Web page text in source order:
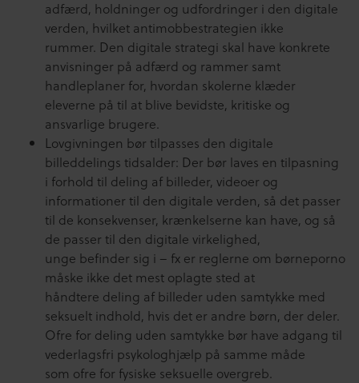
adfærd, holdninger og udfordringer i den digitale
verden, hvilket antimobbestrategien ikke
rummer. Den digitale strategi skal have konkrete
anvisninger på adfærd og rammer samt
handleplaner for, hvordan skolerne klæder
eleverne på til at blive bevidste, kritiske og
ansvarlige brugere.
Lovgivningen bør tilpasses den digitale
billeddelings tidsalder: Der bør laves en tilpasning
i forhold til deling af billeder, videoer og
informationer til den digitale verden, så det passer
til de konsekvenser, krænkelserne kan have, og så
de passer til den digitale virkelighed,
unge befinder sig i – fx er reglerne om børneporno
måske ikke det mest oplagte sted at
håndtere deling af billeder uden samtykke med
seksuelt indhold, hvis det er andre børn, der deler.
Ofre for deling uden samtykke bør have adgang til
vederlagsfri psykologhjælp på samme måde
som ofre for fysiske seksuelle overgreb.